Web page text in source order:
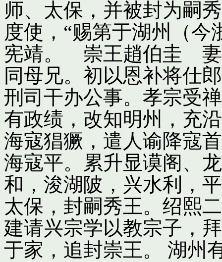
师、太保，并被封为嗣
度使，“赐第于湖州（今
宪靖。 崇王趙伯圭 妻
同母兄。初以恩补将仕
刑司干办公事。孝宗受
有政绩，改知明州，充
海寇猖獗，遣人谕降寇
海寇平。累升显谟阁、
和，浚湖陂，兴水利，
太保，封嗣秀王。绍熙
建请兴宗学以教宗子，
于家，追封崇王。 湖州